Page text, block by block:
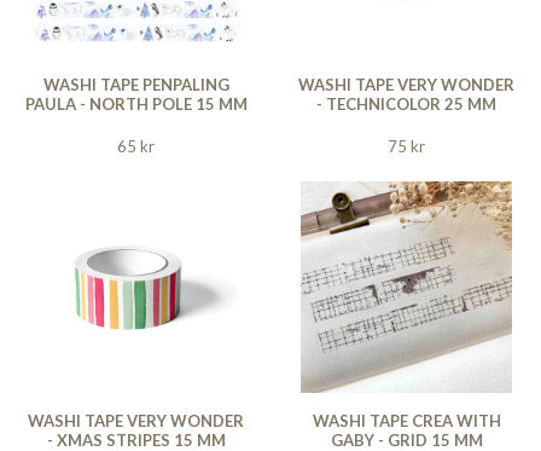
WASHI TAPE PENPALING
PAULA - NORTH POLE 15 MM
65 kr
WASHI TAPE VERY WONDER
- TECHNICOLOR 25 MM
75 kr
WASHI TAPE VERY WONDER
- XMAS STRIPES 15 MM
WASHI TAPE CREA WITH
GABY - GRID 15 MM